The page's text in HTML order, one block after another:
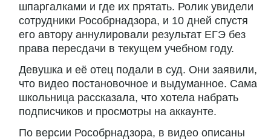
шпаргалками и где их прятать. Ролик увидели
сотрудники Рособрнадзора, и 10 дней спустя
его автору аннулировали результат ЕГЭ без
права пересдачи в текущем учебном году.
Девушка и её отец подали в суд. Они заявили,
что видео постановочное и выдуманное. Сама
школьница рассказала, что хотела набрать
подписчиков и просмотры на аккаунте.
По версии Рособрнадзора, в видео описаны